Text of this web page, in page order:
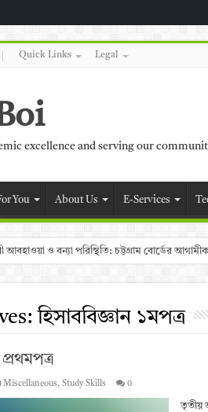
Quick Links Legal
excellence and serving our
You About Us E-Services
আবহাওয়া ও বন্যা পরিস্থিতি: চট্টগ্রাম বোর্ডের
হিসাববিজ্ঞান ১মপত্র
প্রথমপত্র
Miscellaneous, Study Skills 0
তৃতীয়